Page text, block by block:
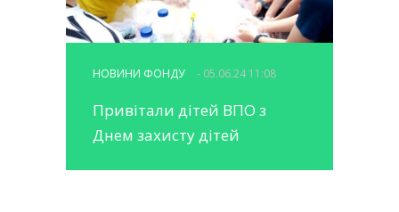
НОВИНИ ФОНДУ - 05.06.24 11:08
Привітали дітей ВПО з
Днем захисту дітей